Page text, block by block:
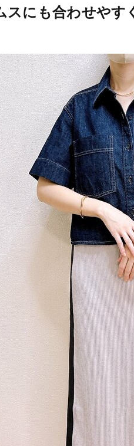
スにも合わせやす